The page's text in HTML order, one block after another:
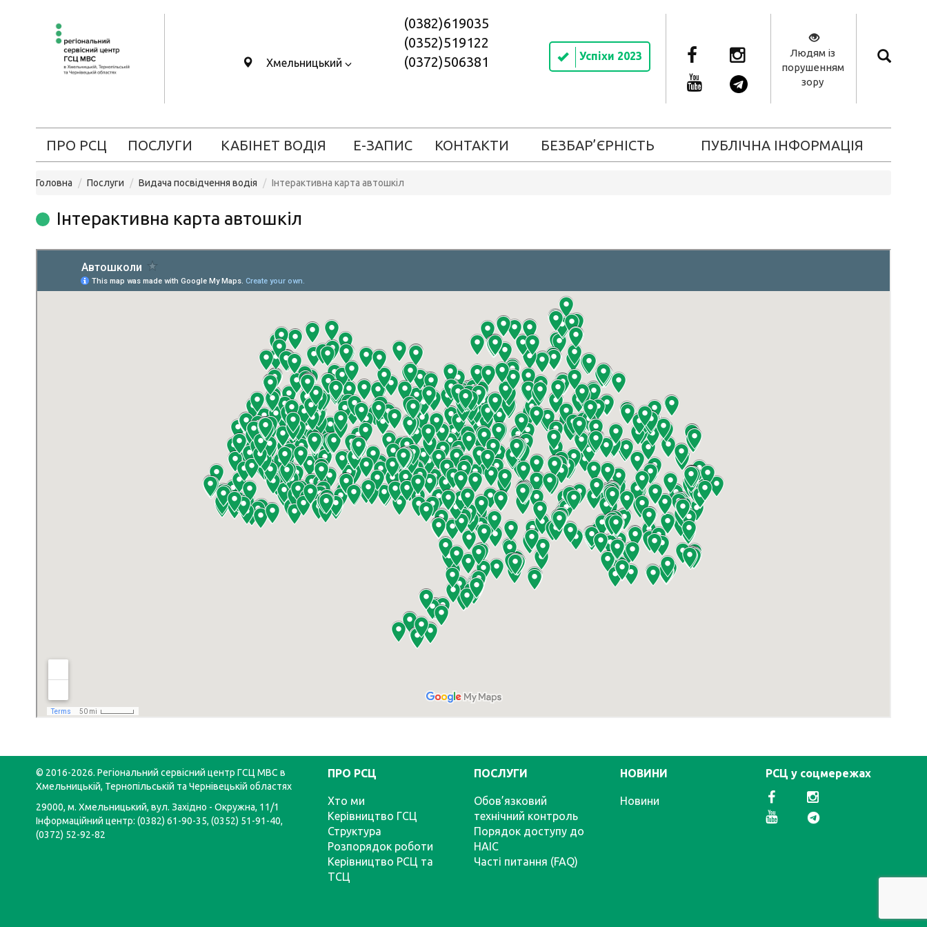
Хмельницький
(0382)619035
(0352)519122
(0372)506381
Успіхи 2023
Людям із
порушенням
зору
ПРО РСЦ ПОСЛУГИ КАБІНЕТ ВОДІЯ Е-ЗАПИС КОНТАКТИ БЕЗБАР’ЄРНІСТЬ ПУБЛІЧНА ІНФОРМАЦІЯ
Головна Послуги Видача посвідчення водія Інтерактивна карта автошкіл
Інтерактивна карта автошкіл
© 2016-2026. Регіональний сервісний центр ГСЦ МВС в
Хмельницькій, Тернопільській та Чернівецькій областях
29000, м. Хмельницький, вул. Західно - Окружна, 11/1
Інформаційний центр: (0382) 61-90-35, (0352) 51-91-40,
(0372) 52-92-82
ПРО РСЦ
Хто ми
Керівництво ГСЦ
Структура
Розпорядок роботи
Керівництво РСЦ та
ТСЦ
ПОСЛУГИ
Обов’язковий
технічний контроль
Порядок доступу до
НАІС
Часті питання (FAQ)
НОВИНИ
Новини
РСЦ у соцмережах